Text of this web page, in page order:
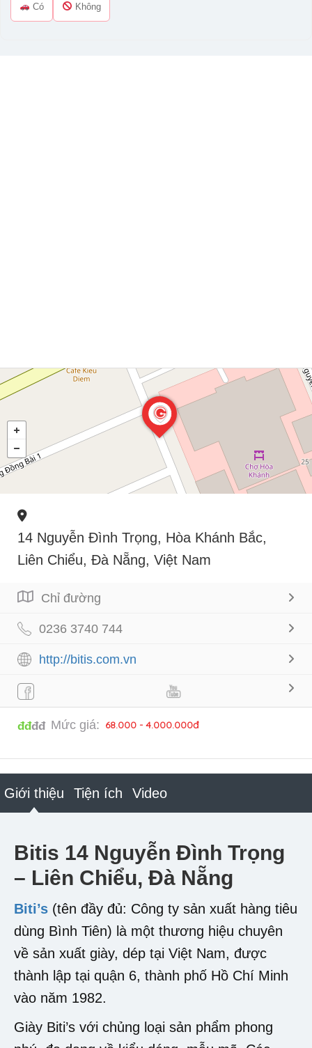
Có Không
14 Nguyễn Đình Trọng, Hòa Khánh Bắc,
Liên Chiểu, Đà Nẵng, Việt Nam
Chỉ đường
0236 3740 744
http://bitis.com.vn
đđđđ Mức giá: 68.000 - 4.000.000đ
Giới thiệu Tiện ích Video
Bitis 14 Nguyễn Đình Trọng
– Liên Chiểu, Đà Nẵng
Biti’s (tên đầy đủ: Công ty sản xuất hàng tiêu
dùng Bình Tiên) là một thương hiệu chuyên
về sản xuất giày, dép tại Việt Nam, được
thành lập tại quận 6, thành phố Hồ Chí Minh
vào năm 1982.
Giày Biti’s với chủng loại sản phẩm phong